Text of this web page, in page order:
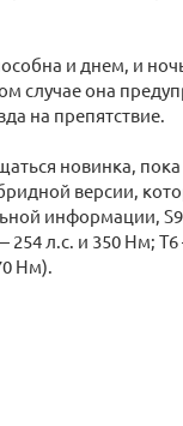
и днем, и
случае она
на препятствие.
новинка, пока
версии,
информации,
л.с. и 350 Нм;
Нм).